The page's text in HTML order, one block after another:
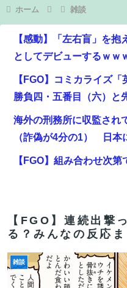
ホーム 雑談
【感動】「左右盲」を
としてデビューするｗｗ
【FGO】コミカライズ
勝負四・五番目（六）
海外の刑務所に収監され
（詐偽が4分の1） 日本
【FGO】組み合わせ次
【FGO】ゲーム部分はガ
いの作って挑戦するの難
【超速報】くじら14号と
ｗｗ
【FGO】連続出撃
る？みんなの反応ま
雑談